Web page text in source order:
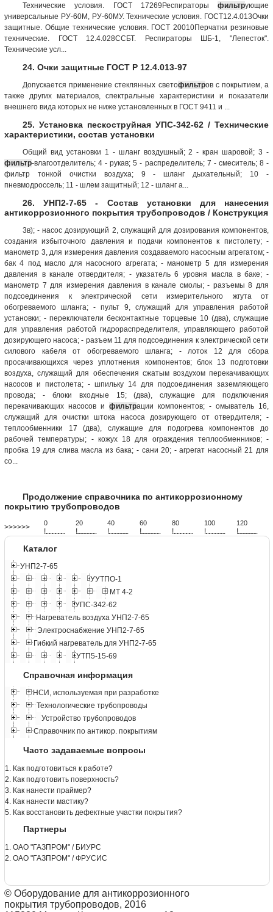
Технические условия. ГОСТ 17269Респираторы фильтрующие
универсальные РУ-60М, РУ-60МУ. Технические условия. ГОСТ12.4.013Очки
защитные. Общие технические условия. ГОСТ 20010Перчатки резиновые
технические. ГОСТ 12.4.028ССБТ. Респираторы ШБ-1, "Лепесток".
Технические усл...
24. Очки защитные ГОСТ Р 12.4.013-97
Допускается применение стеклянных светофильтров с покрытием, а
также других материалов, спектральные характеристики и показатели
внешнего вида которых не ниже установленных в ГОСТ 9411 и ...
25. Установка пескоструйная УПС-342-62 / Технические
характеристики, состав установки
Общий вид установки 1 - шланг воздушный; 2 - кран шаровой; 3 -
фильтр-влагоотделитель; 4 - рукав; 5 - распределитель; 7 - смеситель; 8 -
фильтр тонкой очистки воздуха; 9 - шланг дыхательный; 10 -
пневмодроссель; 11 - шлем защитный; 12 - шланг а...
26. УНП2-7-65 - Состав установки для нанесения
антикоррозионного покрытия трубопроводов / Конструкция
3в); - насос дозирующий 2, служащий для дозирования компонентов,
создания избыточного давления и подачи компонентов к пистолету; -
манометр 3, для измерения давления создаваемого насосным агрегатом; -
бак 4 под масло для насосного агрегата; - манометр 5 для измерения
давления в канале отвердителя; - указатель 6 уровня масла в баке; -
манометр 7 для измерения давления в канале смолы; - разъемы 8 для
подсоединения к электрической сети измерительного жгута от
обогреваемого шланга; - пульт 9, служащий для управления работой
установки; - переключатели бесконтактные торцевые 10 (два), служащие
для управления работой гидрораспределителя, управляющего работой
дозирующего насоса; - разъем 11 для подсоединения к электрической сети
силового кабеля от обогреваемого шланга; - лоток 12 для сбора
просачивающихся через уплотнения компонентов; блок 13 подготовки
воздуха, служащий для обеспечения сжатым воздухом перекачивающих
насосов и пистолета; - шпильку 14 для подсоединения заземляющего
провода; - блоки входные 15; (два), служащие для подключения
перекачивающих насосов и фильтрации компонентов; - омыватель 16,
служащий для очистки штока насоса дозирующего от отвердителя; -
теплообменники 17 (два), служащие для подогрева компонентов до
рабочей температуры; - кожух 18 для ограждения теплообменников; -
пробка 19 для слива масла из бака; - сани 20; - агрегат насосный 21 для
со...
Продолжение справочника по антикоррозионному
покрытию трубопроводов
>>>>>> 0
!...................
20
!...................
40
!...................
60
!...................
80
!...................
100
!...................
120
!...................
Каталог
УНП2-7-65
УУТПО-1
МТ 4-2
УПС-342-62
Нагреватель воздуха УНП2-7-65
Электроснабжение УНП2-7-65
Гибкий нагреватель для УНП2-7-65
УТП5-15-69
Справочная информация
НСИ, используемая при разработке
Технологические трубопроводы
Устройство трубопроводов
Справочник по антикор. покрытиям
Часто задаваемые вопросы
1. Как подготовиться к работе?
2. Как подготовить поверхность?
3. Как нанести праймер?
4. Как нанести мастику?
5. Как восстановить дефектные участки покрытия?
Партнеры
1. ОАО "ГАЗПРОМ" / БИУРС
2. ОАО "ГАЗПРОМ" / ФРУСИС
© Оборудование для антикоррозионного
покрытия трубопроводов, 2016